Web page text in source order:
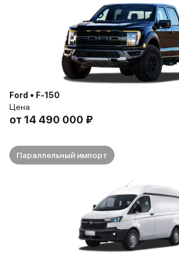
Ford • F-150
Цена
от 14 490 000 ₽
Параллельный импорт